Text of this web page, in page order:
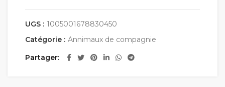
UGS : 1005001678830450
Catégorie : Annimaux de compagnie
Partager